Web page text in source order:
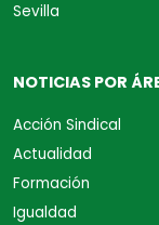
Sevilla
NOTICIAS POR
Acción Sindical
Actualidad
Formación
Igualdad